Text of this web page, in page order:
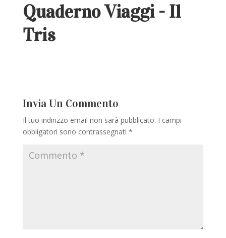
Quaderno Viaggi - Il
Tris
Invia Un Commento
Il tuo indirizzo email non sarà pubblicato. I campi
obbligatori sono contrassegnati *